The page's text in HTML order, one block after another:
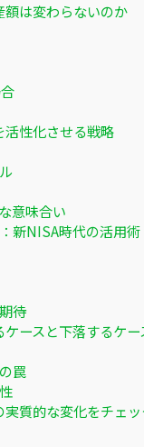
は変わらないのか
性化させる戦略
意味合い
新NISA時代の活用術
待
ースと下落するケー
罠
質的な変化をチェ